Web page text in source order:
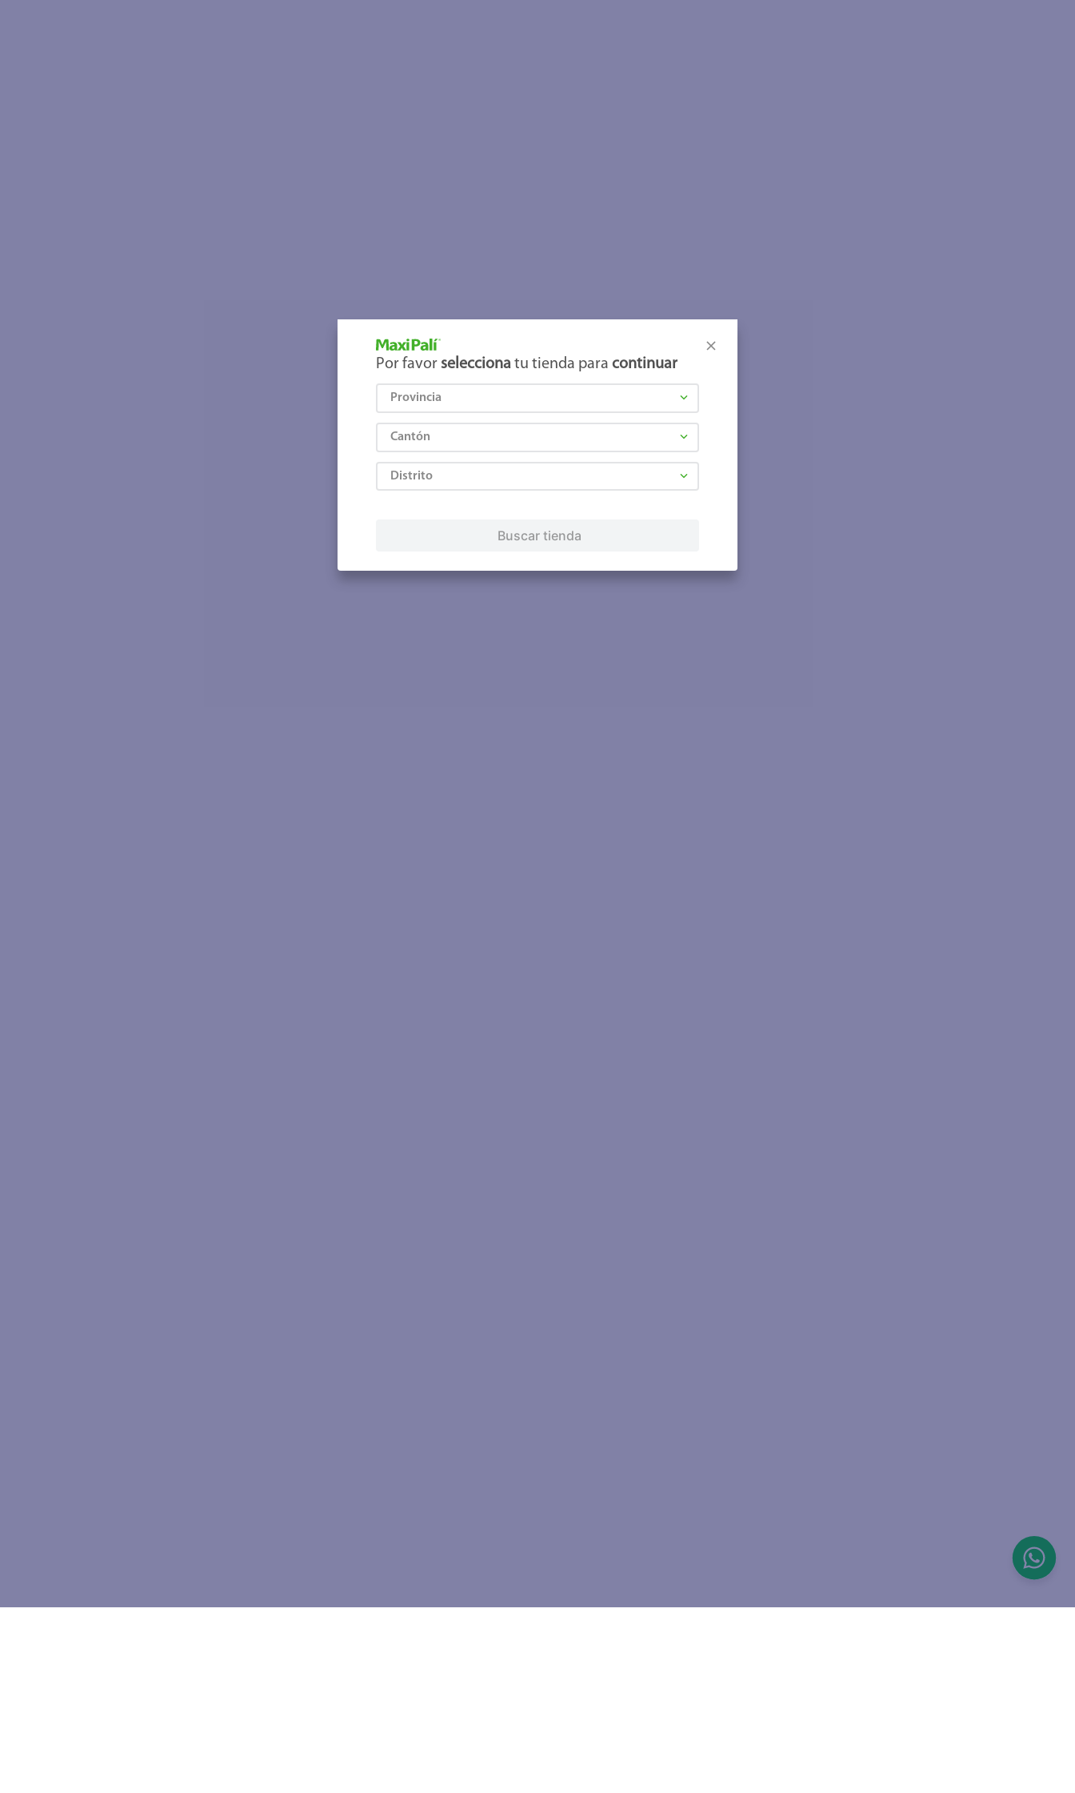
Por favor selecciona tu tienda para continuar
Provincia
Cantón
Distrito
Buscar tienda